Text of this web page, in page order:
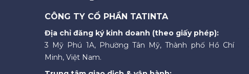
CÔNG TY CỔ PHẦN TATINTA
Địa chỉ đăng ký kinh doanh (theo giấy phép):
3 Mỹ Phú 1A, Phường Tân Mỹ, Thành phố Hồ Chí
Minh, Việt Nam.